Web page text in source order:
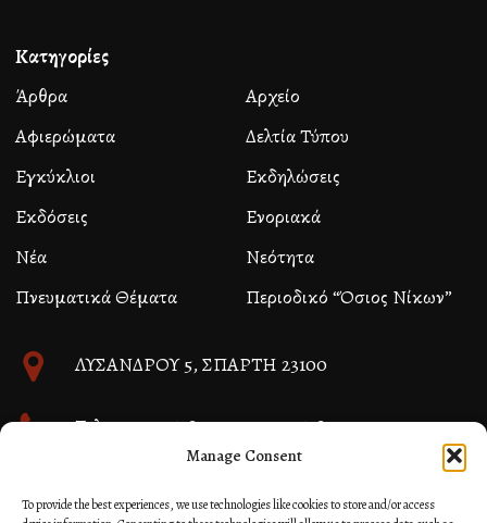
Manage Consent
To provide the best experiences, we use technologies like cookies to store and/or access
Κατηγορίες
Άρθρα
Αρχείο
Αφιερώματα
Δελτία Τύπου
Εγκύκλιοι
Εκδηλώσεις
Εκδόσεις
Ενοριακά
Νέα
Νεότητα
Πνευματικά Θέματα
Περιοδικό “Όσιος Νίκων”
ΛΥΣΑΝΔΡΟΥ 5, ΣΠΑΡΤΗ 23100
Τηλ. 27310 26580 και 27310 26581